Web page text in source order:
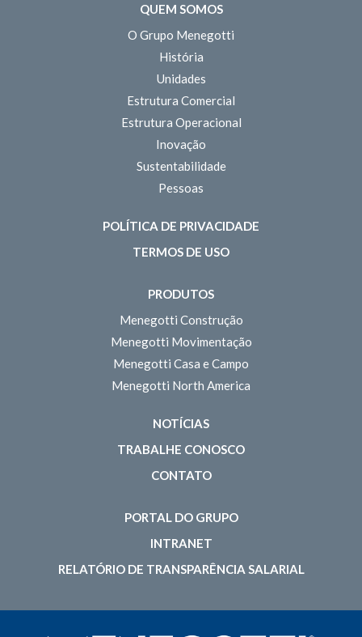
QUEM SOMOS
O Grupo Menegotti
História
Unidades
Estrutura Comercial
Estrutura Operacional
Inovação
Sustentabilidade
Pessoas
POLÍTICA DE PRIVACIDADE
TERMOS DE USO
PRODUTOS
Menegotti Construção
Menegotti Movimentação
Menegotti Casa e Campo
Menegotti North America
NOTÍCIAS
TRABALHE CONOSCO
CONTATO
PORTAL DO GRUPO
INTRANET
RELATÓRIO DE TRANSPARÊNCIA SALARIAL